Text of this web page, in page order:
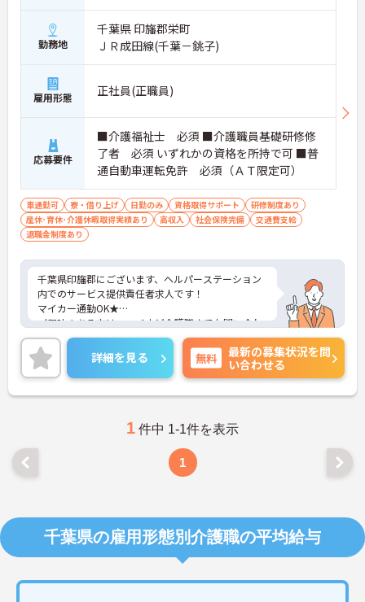
勤務地
千葉県 印旛郡栄町
ＪＲ成田線(千葉－銚子)
雇用形態 正社員(正職員)
応募要件
■介護福祉士 必須 ■介護職員基礎研修修
了者 必須 いずれかの資格を所持で可 ■普
通自動車運転免許 必須（ＡＴ限定可）
車通勤可 寮・借り上げ 日勤のみ 資格取得サポート
研修制度あり
産休･育休･介護休暇取得実績あり
高収入 社会保険完備
交通費支給
退職金制度あり
千葉県印旛郡にございます、ヘルパーステーション
内でのサービス提供責任者求人です！
マイカー通勤OK★
ご興味のある方は、マイナビ介護職までお問い合わ
せください。
詳細を見る 無料
最新の募集状況を問
い合わせる
1 件中 1-1件を表示
1
千葉県の雇用形態別介護職の平均給与